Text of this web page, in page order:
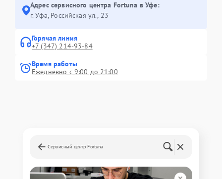
Адрес сервисного центра Fortuna в Уфе:
г. Уфа, Российская ул., 23
Горячая линия
+7 (347) 214-93-84
Время работы
Ежедневно с 9:00 до 21:00
Сервисный центр Fortuna